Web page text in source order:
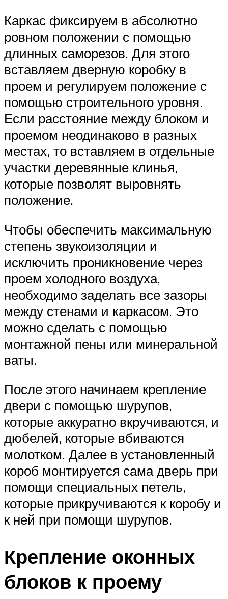
Каркас фиксируем в абсолютно
ровном положении с помощью
длинных саморезов. Для этого
вставляем дверную коробку в
проем и регулируем положение с
помощью строительного уровня.
Если расстояние между блоком и
проемом неодинаково в разных
местах, то вставляем в отдельные
участки деревянные клинья,
которые позволят выровнять
положение.
Чтобы обеспечить максимальную
степень звукоизоляции и
исключить проникновение через
проем холодного воздуха,
необходимо заделать все зазоры
между стенами и каркасом. Это
можно сделать с помощью
монтажной пены или минеральной
ваты.
После этого начинаем крепление
двери с помощью шурупов,
которые аккуратно вкручиваются, и
дюбелей, которые вбиваются
молотком. Далее в установленный
короб монтируется сама дверь при
помощи специальных петель,
которые прикручиваются к коробу и
к ней при помощи шурупов.
Крепление оконных
блоков к проему